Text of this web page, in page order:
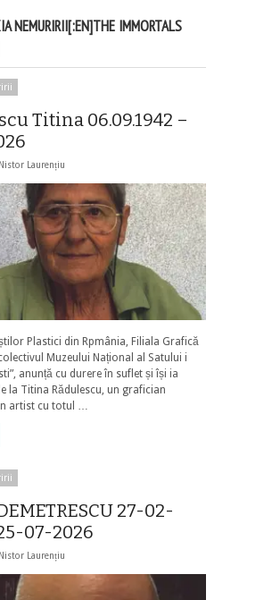
NEMURIRII[:EN]THE IMMORTALS
Titina 06.09.1942 –
Nistor Laurențiu
Plastici din Rpmânia, Filiala Grafică
Muzeului Național al Satului i
anunță cu durere în suflet și își ia
la Titina Rădulescu, un grafician
artist cu totul …
27-02-
07-2026
Nistor Laurențiu